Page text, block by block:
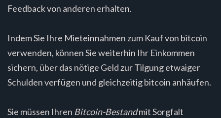
Feedback von anderen erhalten.
Indem Sie Ihre Mieteinnahmen zum Kauf von bitcoin
verwenden, können Sie weiterhin Ihr Einkommen
sichern, über das nötige Geld zur Tilgung etwaiger
Schulden verfügen und gleichzeitig bitcoin anhäufen.
Sie müssen Ihren Bitcoin-Bestandmit Sorgfalt